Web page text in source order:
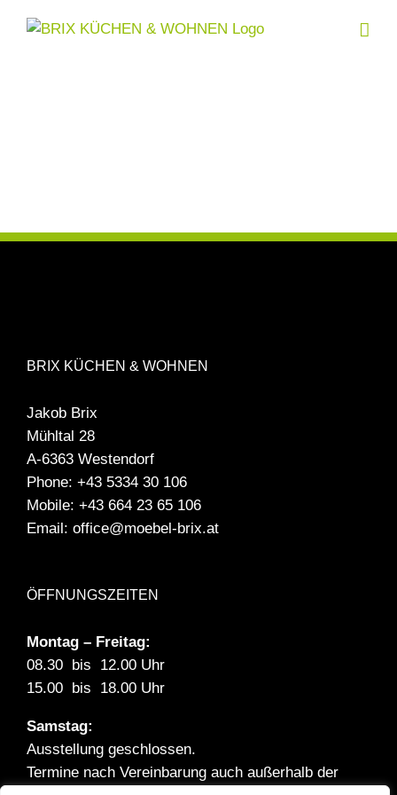
BRIX KÜCHEN & WOHNEN
Jakob Brix
Mühltal 28
A-6363 Westendorf
Phone: +43 5334 30 106
Mobile: +43 664 23 65 106
Email: office@moebel-brix.at
ÖFFNUNGSZEITEN
Montag – Freitag:
08.30 bis 12.00 Uhr
15.00 bis 18.00 Uhr
Samstag:
Ausstellung geschlossen.
Termine nach Vereinbarung auch außerhalb der